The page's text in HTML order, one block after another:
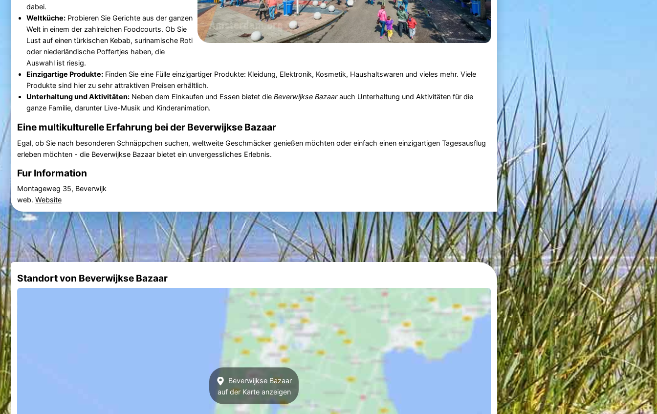
dabei.
Weltküche:Probieren Sie Gerichte aus der ganzen
Welt in einem der zahlreichen Foodcourts. Ob Sie
Lust auf einen türkischen Kebab, surinamische Roti
oder niederländische Poffertjes haben, die
Auswahl ist riesig.
Einzigartige Produkte:Finden Sie eine Fülle einzigartiger Produkte: Kleidung, Elektronik, Kosmetik, Haushaltswaren und vieles mehr. Viele
Produkte sind hier zu sehr attraktiven Preisen erhältlich.
Unterhaltung und Aktivitäten:Neben dem Einkaufen und Essen bietet die Beverwijkse Bazaarauch Unterhaltung und Aktivitäten für die
ganze Familie, darunter Live-Musik und Kinderanimation.
Eine multikulturelle Erfahrung bei der Beverwijkse Bazaar
Egal, ob Sie nach besonderen Schnäppchen suchen, weltweite Geschmäcker genießen möchten oder einfach einen einzigartigen Tagesausflug
erleben möchten - die Beverwijkse Bazaar bietet ein unvergessliches Erlebnis.
Fur Information
Montageweg 35, Beverwijk
web. Website
Standort von Beverwijkse Bazaar
Beverwijkse Bazaar
auf der Karte anzeigen